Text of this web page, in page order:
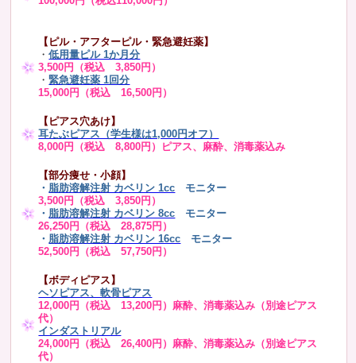
【ピル・アフターピル・緊急避妊薬】
・低用量ピル 1か月分
3,500円（税込 3,850円）
・緊急避妊薬 1回分
15,000円（税込 16,500円）
【ピアス穴あけ】
耳たぶピアス（学生様は1,000円オフ）
8,000円（税込 8,800円）ピアス、麻酔、消毒薬込み
【部分痩せ・小顔】
・ 脂肪溶解注射 カベリン 1cc モニター
3,500円（税込 3,850円）
・ 脂肪溶解注射 カベリン 8cc モニター
26,250円（税込 28,875円）
・ 脂肪溶解注射 カベリン 16cc
モニター
52,500円（税込 57,750円）
【ボディピアス】
ヘソピアス、軟骨ピアス
12,000円（税込 13,200円）麻酔、消毒薬込み（別途ピアス
代）
インダストリアル
24,000円（税込 26,400円）麻酔、消毒薬込み（別途ピアス
代）